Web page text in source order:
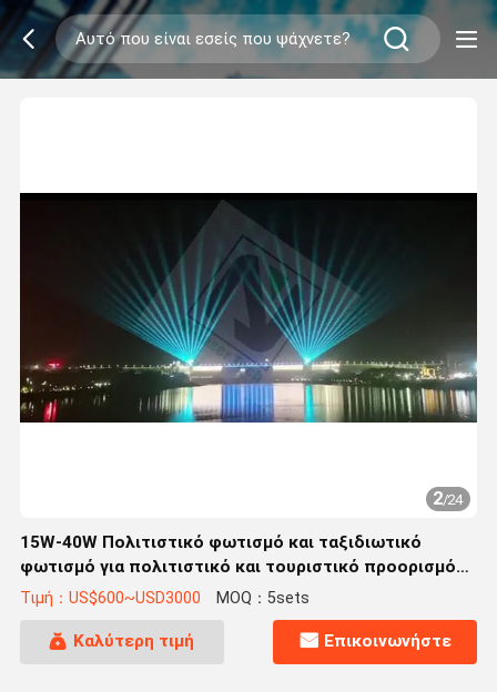
2/24
15W-40W Πολιτιστικό φωτισμό και ταξιδιωτικό
φωτισμό για πολιτιστικό και τουριστικό προορισμό
φωτισμός
Τιμή：US$600~USD3000 MOQ：5sets
Καλύτερη τιμή Επικοινωνήστε